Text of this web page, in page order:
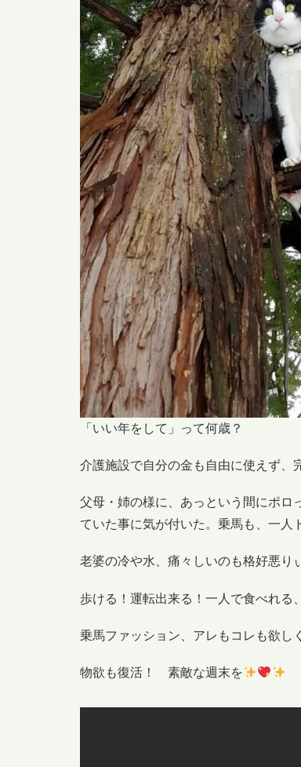
「いい年をして」って何歳？
介護施設で自分の金も自由に使えず
父母・姉の様に、あっという間にポロ
ていた事に気が付いた。乗馬も、一人
老婆の冷や水、痛々しいのも格好悪り
歩ける！運転出来る！一人で食べれ
乗馬ファッション、アレもコレも欲し
物欲も復活！ 素敵な週末を